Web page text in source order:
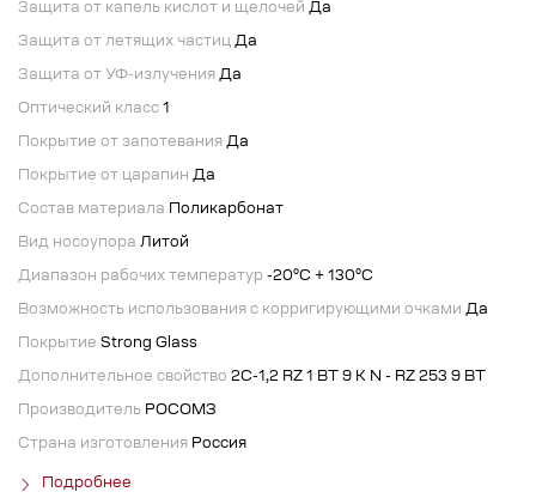
Защита от капель кислот и щелочей Да
Защита от летящих частиц Да
Защита от УФ-излучения Да
Оптический класс 1
Покрытие от запотевания Да
Покрытие от царапин Да
Состав материала Поликарбонат
Вид носоупора Литой
Диапазон рабочих температур -20°C + 130°C
Возможность использования с корригирующими очками Да
Покрытие Strong Glass
Дополнительное свойство 2С-1,2 RZ 1 BT 9 K N - RZ 253 9 BT
Производитель РОСОМЗ
Страна изготовления Россия
Подробнее